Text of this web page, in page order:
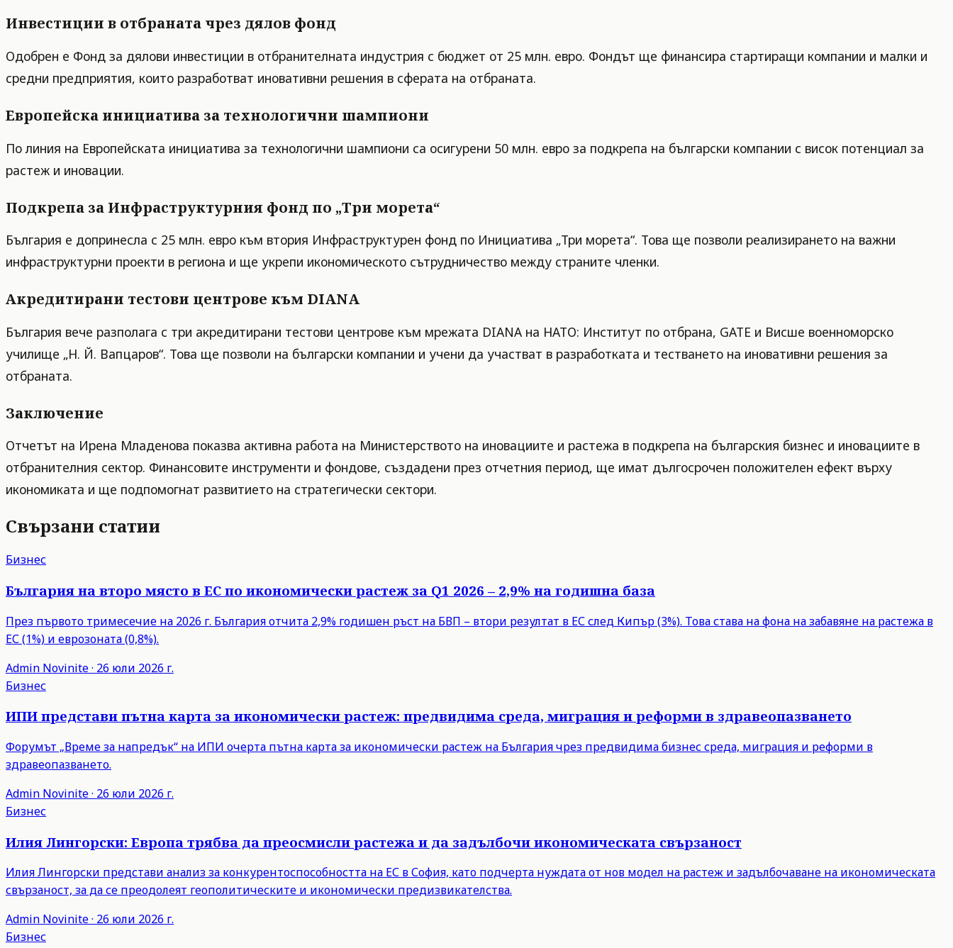
Инвестиции в отбраната чрез дялов фонд
Одобрен е Фонд за дялови инвестиции в отбранителната индустрия с бюджет от 25 млн. евро. Фондът ще финансира стартиращи компании и малки и
средни предприятия, които разработват иновативни решения в сферата на отбраната.
Европейска инициатива за технологични шампиони
По линия на Европейската инициатива за технологични шампиони са осигурени 50 млн. евро за подкрепа на български компании с висок потенциал за
растеж и иновации.
Подкрепа за Инфраструктурния фонд по „Три морета“
България е допринесла с 25 млн. евро към втория Инфраструктурен фонд по Инициатива „Три морета“. Това ще позволи реализирането на важни
инфраструктурни проекти в региона и ще укрепи икономическото сътрудничество между страните членки.
Акредитирани тестови центрове към DIANA
България вече разполага с три акредитирани тестови центрове към мрежата DIANA на НАТО: Институт по отбрана, GATE и Висше военноморско
училище „Н. Й. Вапцаров“. Това ще позволи на български компании и учени да участват в разработката и тестването на иновативни решения за
отбраната.
Заключение
Отчетът на Ирена Младенова показва активна работа на Министерството на иновациите и растежа в подкрепа на българския бизнес и иновациите в
отбранителния сектор. Финансовите инструменти и фондове, създадени през отчетния период, ще имат дългосрочен положителен ефект върху
икономиката и ще подпомогнат развитието на стратегически сектори.
Свързани статии
Бизнес
България на второ място в ЕС по икономически растеж за Q1 2026 – 2,9% на годишна база
През първото тримесечие на 2026 г. България отчита 2,9% годишен ръст на БВП – втори резултат в ЕС след Кипър (3%). Това става на фона на забавяне на растежа в
ЕС (1%) и еврозоната (0,8%).
Admin Novinite· 26 юли 2026 г.
Бизнес
ИПИ представи пътна карта за икономически растеж: предвидима среда, миграция и реформи в здравеопазването
Форумът „Време за напредък“ на ИПИ очерта пътна карта за икономически растеж на България чрез предвидима бизнес среда, миграция и реформи в
здравеопазването.
Admin Novinite· 26 юли 2026 г.
Бизнес
Илия Лингорски: Европа трябва да преосмисли растежа и да задълбочи икономическата свързаност
Илия Лингорски представи анализ за конкурентоспособността на ЕС в София, като подчерта нуждата от нов модел на растеж и задълбочаване на икономическата
свързаност, за да се преодолеят геополитическите и икономически предизвикателства.
Admin Novinite· 26 юли 2026 г.
Бизнес